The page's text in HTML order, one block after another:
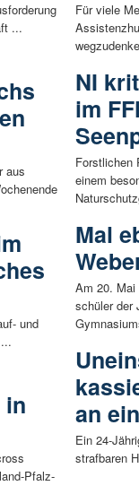
...
aus
und
in
Pfalz-
Für viele
NI
im
Forstlichen
einem
Mal
Am 20. Mai
schüler der
an
Ein 24-
strafbaren